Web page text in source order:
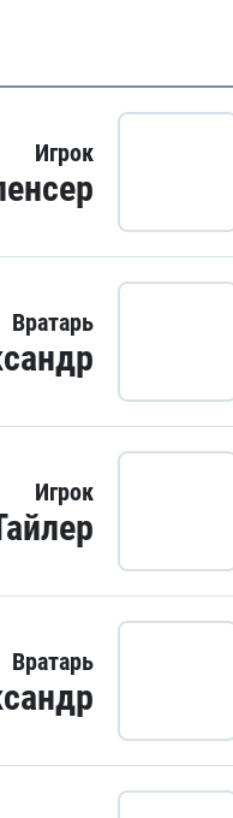
Игрок
Вратарь
Игрок
Вратарь